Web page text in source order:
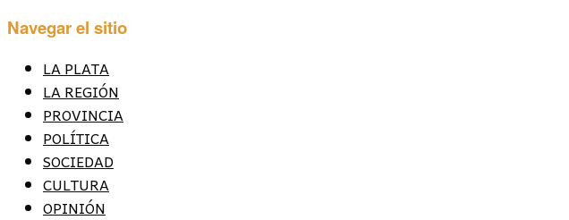
Navegar el sitio
LA PLATA
LA REGIÓN
PROVINCIA
POLÍTICA
SOCIEDAD
CULTURA
OPINIÓN